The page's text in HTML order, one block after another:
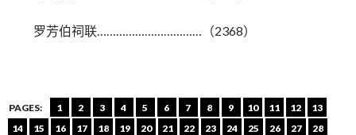
罗芳伯祠联……………………………（2368）
PAGES: 1 2 3 4 5 6 7 8 9 10 11 12
13
14
15 16 17 18 19 20 21 22 23 24 25 26 27
28